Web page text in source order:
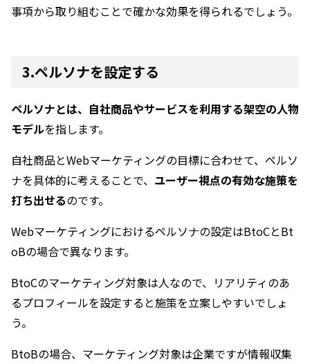
事項から取り組むことで確かな効果を得られるでしょう。
3.ペルソナを設定する
ペルソナとは、自社商品やサービスを利用する架空の人物
モデルを指します。
自社商品とWebマーケティングの目標に合わせて、ペルソ
ナを具体的に考えることで、 ユーザー視点の有効な施策を
打ち出せるのです。
Webマーケティングにおけるペルソナの設定はBtoCとBt
oBの場合で異なります。
BtoCのマーケティング対象は人なので、リアリティのあ
るプロフィールを設定すると施策を立案しやすいでしょ
う。
BtoBの場合、マーケティング対象は企業ですが情報収集